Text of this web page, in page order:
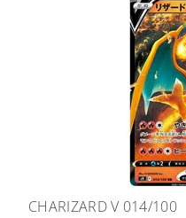
CHARIZARD V 014/100